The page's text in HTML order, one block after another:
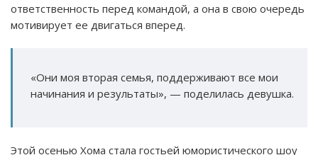
ответственность перед командой, а она в свою очередь
мотивирует ее двигаться вперед.
«Они моя вторая семья, поддерживают все мои
начинания и результаты», — поделилась девушка.
Этой осенью Хома стала гостьей юмористического шоу